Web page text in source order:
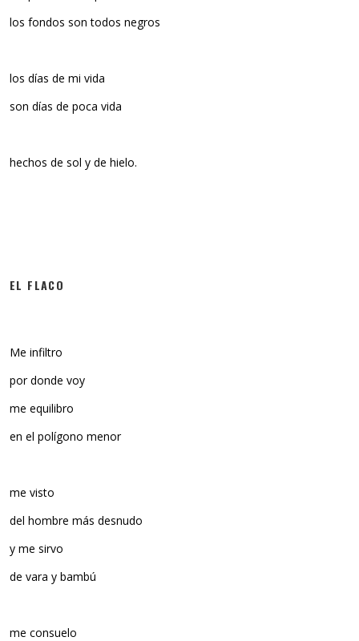
los fondos son todos negros
los días de mi vida
son días de poca vida
hechos de sol y de hielo.
EL FLACO
Me infiltro
por donde voy
me equilibro
en el polígono menor
me visto
del hombre más desnudo
y me sirvo
de vara y bambú
me consuelo